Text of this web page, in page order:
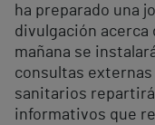
ha preparado una
divulgación acerca
mañana se
consultas
sanitarios
informativos que